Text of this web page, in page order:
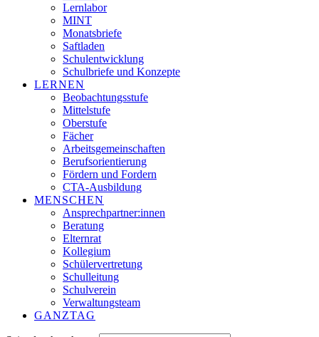
Lernlabor
MINT
Monatsbriefe
Saftladen
Schulentwicklung
Schulbriefe und Konzepte
LERNEN
Beobachtungsstufe
Mittelstufe
Oberstufe
Fächer
Arbeitsgemeinschaften
Berufsorientierung
Fördern und Fordern
CTA-Ausbildung
MENSCHEN
Ansprechpartner:innen
Beratung
Elternrat
Kollegium
Schülervertretung
Schulleitung
Schulverein
Verwaltungsteam
GANZTAG